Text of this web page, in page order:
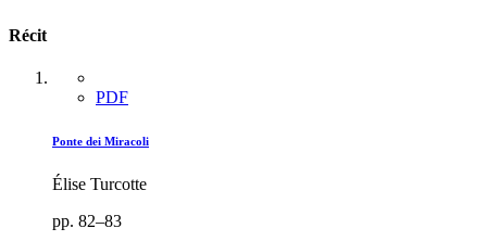
Récit
PDF
Ponte dei Miracoli
Élise Turcotte
pp. 82–83